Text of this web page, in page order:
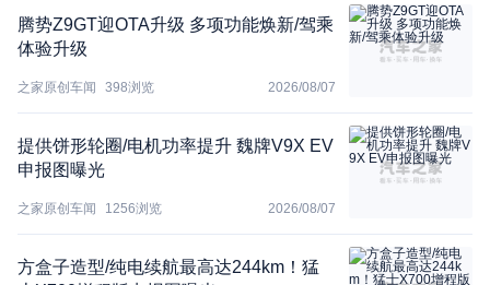
腾势Z9GT迎OTA升级 多项功能焕新/驾乘
体验升级
之家原创车闻 398浏览 2026/08/07
提供饼形轮圈/电机功率提升 魏牌V9X EV
申报图曝光
之家原创车闻 1256浏览 2026/08/07
方盒子造型/纯电续航最高达244km！猛